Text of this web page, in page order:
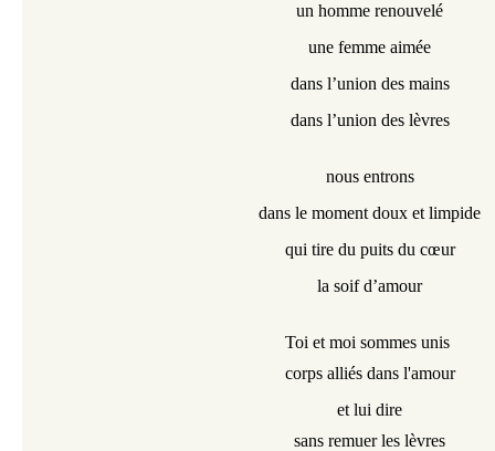
un homme renouvelé
une femme aimée
dans l’union des mains
dans l’union des lèvres
nous entrons
dans le moment doux et limpide
qui tire du puits du cœur
la soif d’amour
Toi et moi sommes unis
corps alliés dans l'amour
et lui dire
sans remuer les lèvres